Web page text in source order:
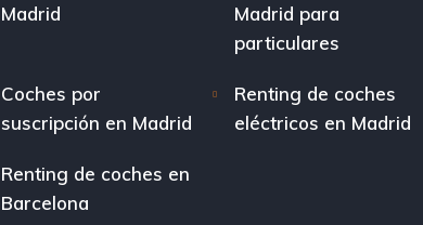
Madrid
Madrid para
particulares
Coches por
suscripción en Madrid
Renting de coches
eléctricos en Madrid
Renting de coches en
Barcelona